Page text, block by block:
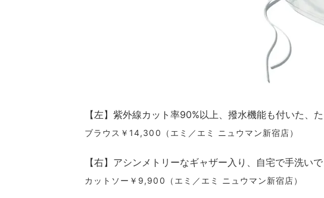
【左】紫外線カット率90%以上、撥水機能も付いた、
ブラウス￥14,300（エミ／エミ ニュウマン新宿店）
【右】アシンメトリーなギャザー入り、自宅で手洗い
カットソー￥9,900（エミ／エミ ニュウマン新宿店）